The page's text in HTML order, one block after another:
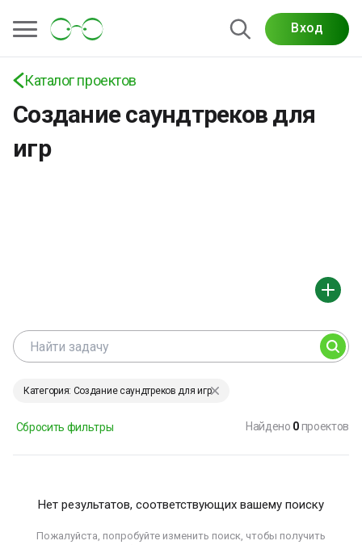
Вход
Каталог проектов
Создание саундтреков для
игр
Категория: Создание саундтреков для игр
Сбросить фильтры Найдено 0проектов
Нет результатов, соответствующих вашему поиску
Пожалуйста, попробуйте изменить поиск, чтобы получить